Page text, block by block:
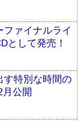
ァイナルライ
として発売！
す特別な時間の
公開